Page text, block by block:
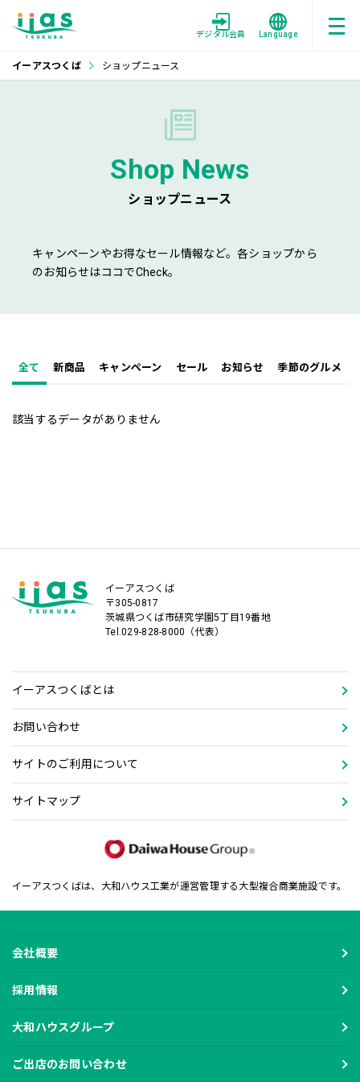
デジタル会員 Language
イーアスつくば ショップニュース
Shop News
ショップニュース
キャンペーンやお得なセール情報など。各ショップから
のお知らせはココでCheck。
全て 新商品 キャンペーン セール お知らせ 季節のグルメ
該当するデータがありません
イーアスつくば
〒305-0817
茨城県つくば市研究学園5丁目19番地
Tel.029-828-8000（代表）
イーアスつくばとは
お問い合わせ
サイトのご利用について
サイトマップ
イーアスつくばは、大和ハウス工業が運営管理する大型複合商業施設です。
会社概要
採用情報
大和ハウスグループ
ご出店のお問い合わせ